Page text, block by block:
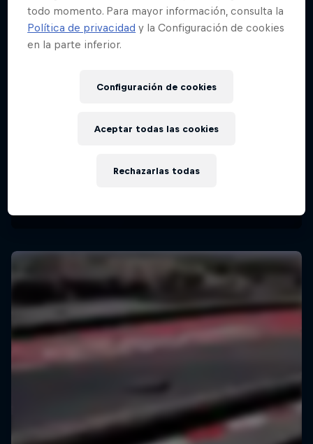
todo momento. Para mayor información, consulta la
Política de privacidad y la Configuración de cookies
en la parte inferior.
Configuración de cookies
Rechazarlas todas
Aceptar todas las cookies